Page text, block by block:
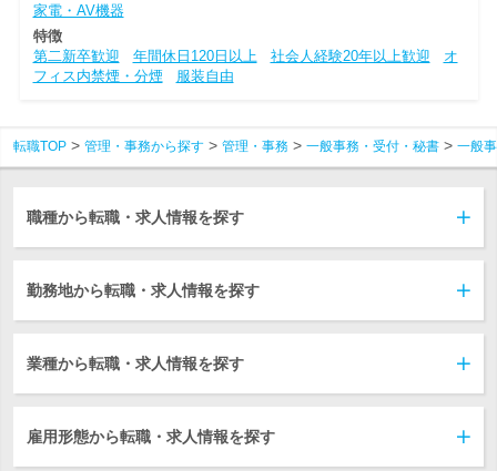
家電・AV機器
特徴
第二新卒歓迎
年間休日120日以上 社会人経験20年以上歓迎
オ
フィス内禁煙・分煙
服装自由
転職TOP 管理・事務から探す 管理・事務 一般事務・受付・秘書 一般
職種から転職・求人情報を探す
勤務地から転職・求人情報を探す
業種から転職・求人情報を探す
雇用形態から転職・求人情報を探す